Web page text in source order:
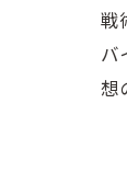
戦
バ
想